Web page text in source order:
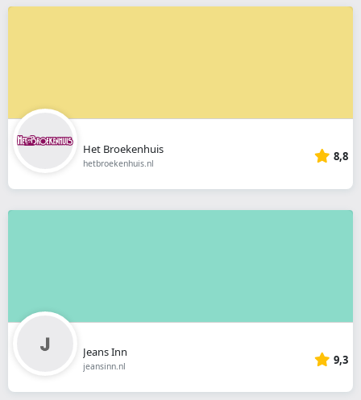
Het Broekenhuis
hetbroekenhuis.nl 8,8
Jeans Inn
jeansinn.nl 9,3